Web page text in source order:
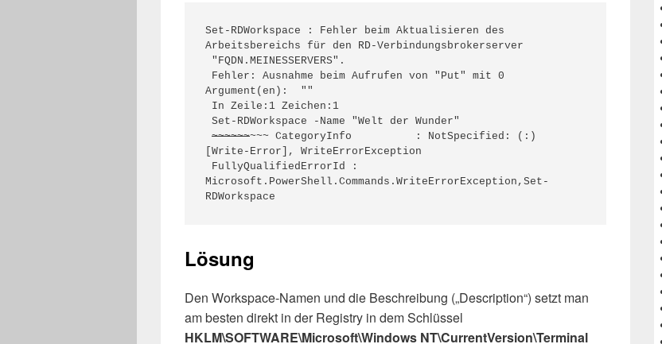
Set-RDWorkspace : Fehler beim Aktualisieren des
Arbeitsbereichs für den RD-Verbindungsbrokerserver
Argument(en):  ""
~~~~~~~~~ CategoryInfo          : NotSpecified: (:)
[Write-Error], WriteErrorException
Microsoft.PowerShell.Commands.WriteErrorException,Set-
RDWorkspace
Lösung
Den Workspace-Namen und die Beschreibung („Description“) setzt man
am besten direkt in der Registry in dem Schlüssel
HKLM\SOFTWARE\Microsoft\Windows NT\CurrentVersion\Terminal